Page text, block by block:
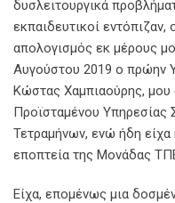
δυσλειτουργικά
εκπαιδευτικοί εντόπιζαν,
απολογισμός εκ μέρους
Αυγούστου 2019 ο πρώην
Κώστας Χαμπιαούρης, μου
Προϊσταμένου Υπηρεσίας
Τετραμήνων, ενώ ήδη
εποπτεία της Μονάδας
Είχα, επομένως μια